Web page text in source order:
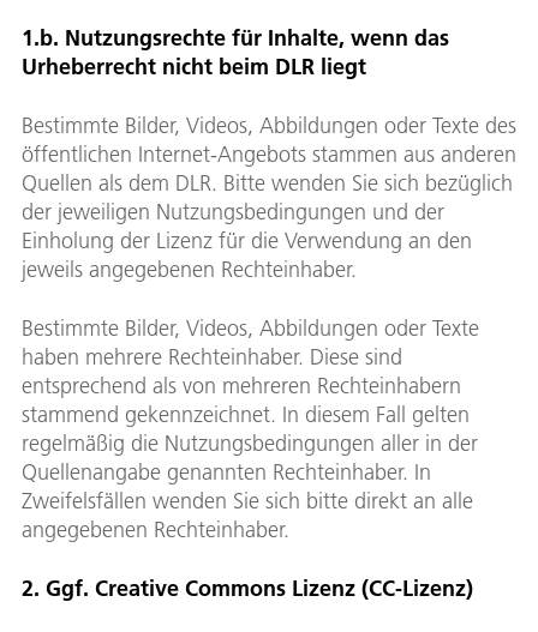
1.b. Nutzungsrechte für Inhalte, wenn das
Urheberrecht nicht beim DLR liegt
Bestimmte Bilder, Videos, Abbildungen oder Texte des
öffentlichen Internet-Angebots stammen aus anderen
Quellen als dem DLR. Bitte wenden Sie sich bezüglich
der jeweiligen Nutzungsbedingungen und der
Einholung der Lizenz für die Verwendung an den
jeweils angegebenen Rechteinhaber.
Bestimmte Bilder, Videos, Abbildungen oder Texte
haben mehrere Rechteinhaber. Diese sind
entsprechend als von mehreren Rechteinhabern
stammend gekennzeichnet. In diesem Fall gelten
regelmäßig die Nutzungsbedingungen aller in der
Quellenangabe genannten Rechteinhaber. In
Zweifelsfällen wenden Sie sich bitte direkt an alle
angegebenen Rechteinhaber.
2. Ggf. Creative Commons Lizenz (CC-Lizenz)